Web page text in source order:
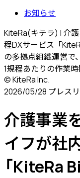
お知らせ
KiteRa(キテラ) | 介
程DXサービス「
の多拠点組織運営で
1規程あたりの作業
© KiteRa Inc.
2026/05/28 プレス
介護事業
イフが社
「KiteRa